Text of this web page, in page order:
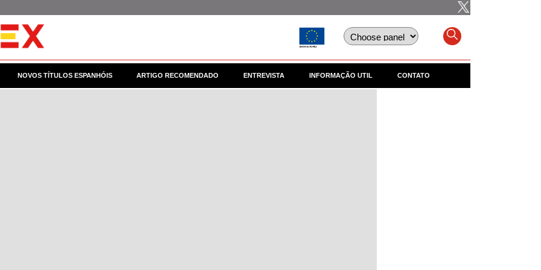
NOVOS TÍTULOS ESPANHÓIS ARTIGO RECOMENDADO ENTREVISTA INFORMAÇÃO UTIL CONTATO